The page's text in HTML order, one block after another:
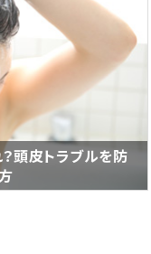
頭皮トラブルを防